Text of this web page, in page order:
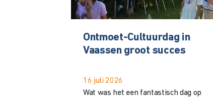
Ontmoet-Cultuurdag in
Vaassen groot succes
16 juli 2026
Wat was het een fantastisch dag op